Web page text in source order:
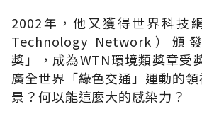
2002年，他又獲得世界科技
Technology Network）頒
獎」，成為WTN環境類獎章受
廣全世界「綠色交通」運動的
景？何以能這麼大的感染力？